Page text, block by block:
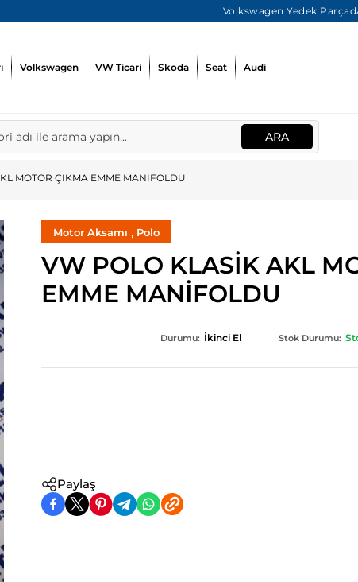
Volkswagen Yedek
Volkswagen VW Ticari Skoda Seat Audi
ARA
MOTOR ÇIKMA EMME MANİFOLDU
Motor Aksamı , Polo
VW POLO KLASİK AKL
EMME MANİFOLDU
Durumu: İkinci El Stok Durumu:
Paylaş